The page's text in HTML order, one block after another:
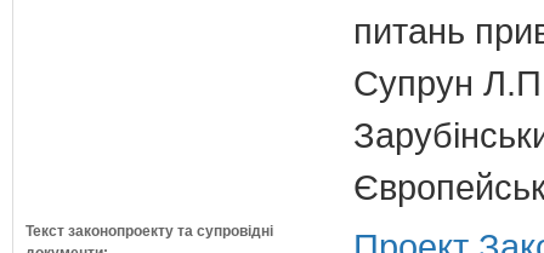
питань
Супрун
Текст законопроекту та супровідні